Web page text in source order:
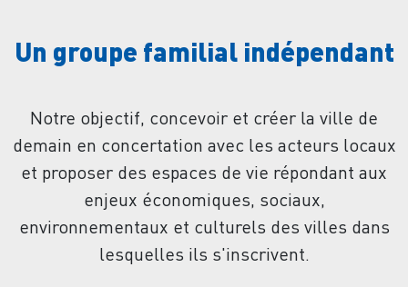
Un groupe familial indépendant
Notre objectif, concevoir et créer la ville de
demain en concertation avec les acteurs locaux
et proposer des espaces de vie répondant aux
enjeux économiques, sociaux,
environnementaux et culturels des villes dans
lesquelles ils s'inscrivent.